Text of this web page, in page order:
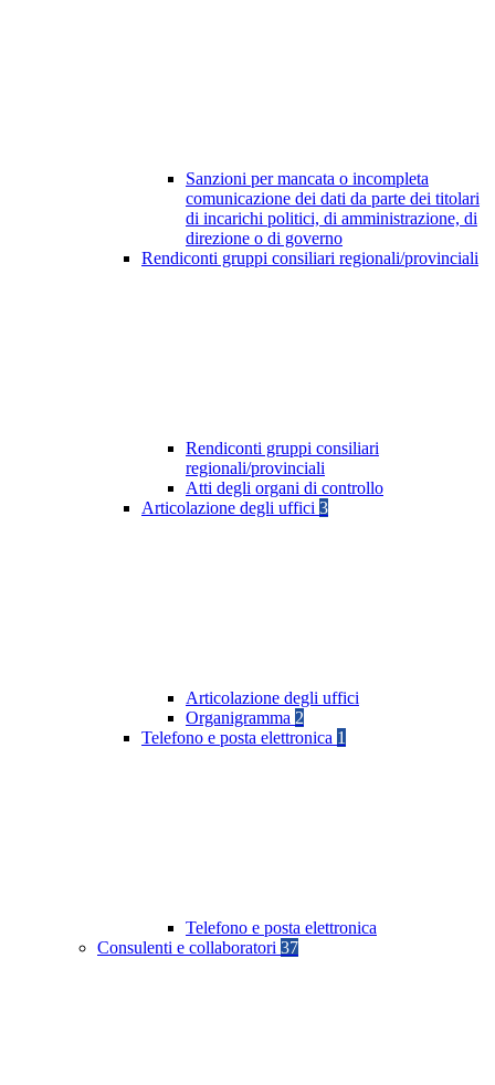
Sanzioni per mancata o incompleta
comunicazione dei dati da parte dei titolari
di incarichi politici, di amministrazione, di
direzione o di governo
Rendiconti gruppi consiliari regionali/provinciali
Rendiconti gruppi consiliari
regionali/provinciali
Atti degli organi di controllo
Articolazione degli uffici 3
Articolazione degli uffici
Organigramma 2
Telefono e posta elettronica 1
Telefono e posta elettronica
Consulenti e collaboratori 37